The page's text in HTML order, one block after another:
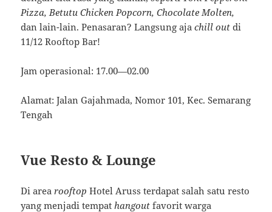
Pizza, Betutu Chicken Popcorn, Chocolate Molten,
dan lain-lain. Penasaran? Langsung ajachill out di
11/12 Rooftop Bar!
Jam operasional: 17.00—02.00
Alamat: Jalan Gajahmada, Nomor 101, Kec. Semarang
Tengah
Vue Resto & Lounge
Di arearooftop Hotel Aruss terdapat salah satu resto
yang menjadi tempat hangout favorit warga